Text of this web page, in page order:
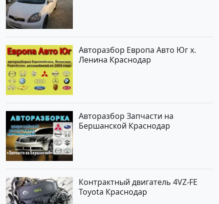
Авторазбор Европа Авто Юг х.
Ленина Краснодар
Авторазбор Запчасти на
Бершанской Краснодар
Контрактный двигатель 4VZ-FE
Toyota Краснодар